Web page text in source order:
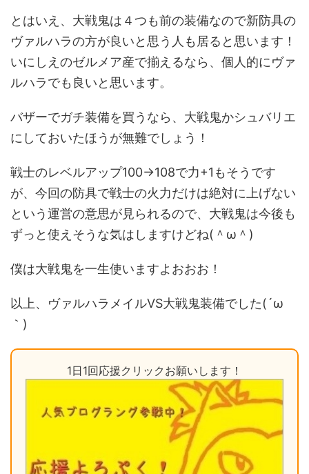
とはいえ、大戦鬼は４つも前の装備なので新防具の
ヴァルハラの方が良いと思う人も居ると思います！
いにしえのゼルメア産で揃えるなら、個人的にヴァ
ルハラでも良いと思います。
バザーでガチ装備を買うなら、大戦鬼かシュバリエ
にしておいたほうが無難でしょう！
戦士のレベルアップ100→108で力+1もそうです
が、今回の防具で戦士の火力だけは絶対に上げない
という運営の意思が見られるので、大戦鬼は今後も
ずっと使えそうな気はしますけどね(＾ω＾)
僕は大戦鬼を一生使いますよおおお！
以上、ヴァルハラメイルVS大戦鬼装備でした(´ω
｀)
1日1回応援クリックお願いします！